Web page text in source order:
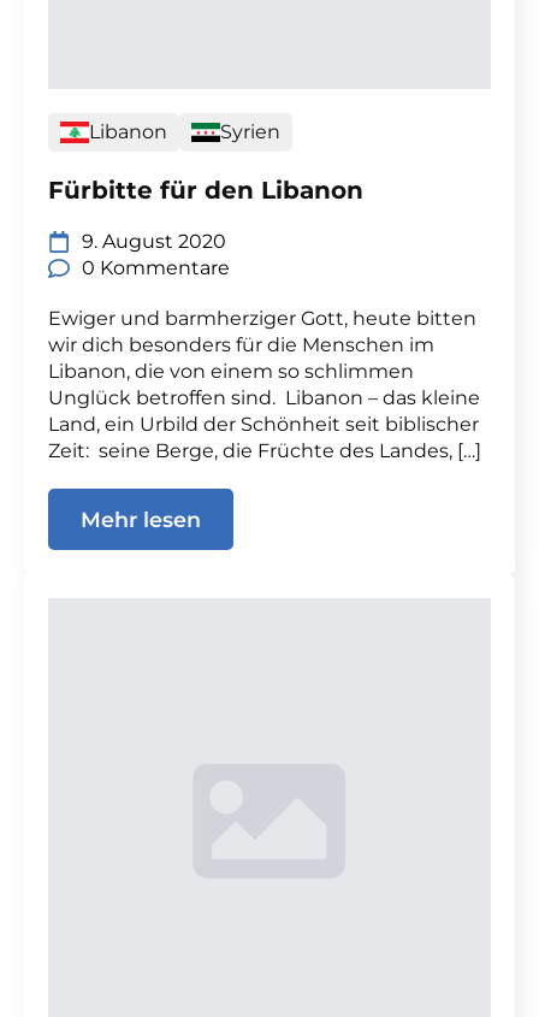
Libanon Syrien
Fürbitte für den Libanon
9. August 2020
0 Kommentare
Ewiger und barmherziger Gott, heute bitten
wir dich besonders für die Menschen im
Libanon, die von einem so schlimmen
Unglück betroffen sind. Libanon – das kleine
Land, ein Urbild der Schönheit seit biblischer
Zeit: seine Berge, die Früchte des Landes, […]
Mehr lesen